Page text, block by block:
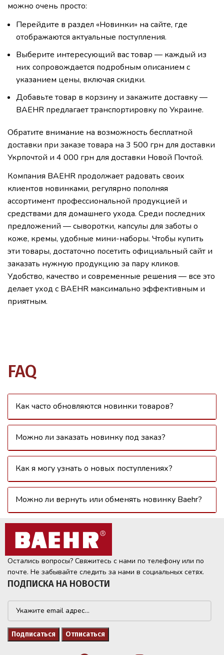
можно очень просто:
Перейдите в раздел «Новинки» на сайте, где
отображаются актуальные поступления.
Выберите интересующий вас товар — каждый из
них сопровождается подробным описанием с
указанием цены, включая скидки.
Добавьте товар в корзину и закажите доставку —
BAEHR предлагает транспортировку по Украине.
Обратите внимание на возможность бесплатной
доставки при заказе товара на 3 500 грн для доставки
Укрпочтой и 4 000 грн для доставки Новой Почтой.
Компания BAEHR продолжает радовать своих
клиентов новинками, регулярно пополняя
ассортимент профессиональной продукцией и
средствами для домашнего ухода. Среди последних
предложений — сыворотки, капсулы для заботы о
коже, кремы, удобные мини-наборы. Чтобы купить
эти товары, достаточно посетить официальный сайт и
заказать нужную продукцию за пару кликов.
Удобство, качество и современные решения — все это
делает уход с BAEHR максимально эффективным и
приятным.
FAQ
Как часто обновляются новинки товаров?
Можно ли заказать новинку под заказ?
Как я могу узнать о новых поступлениях?
Можно ли вернуть или обменять новинку Baehr?
Остались вопросы? Свяжитесь с нами по телефону или по
почте. Не забывайте следить за нами в социальных сетях.
ПОДПИСКА НА НОВОСТИ